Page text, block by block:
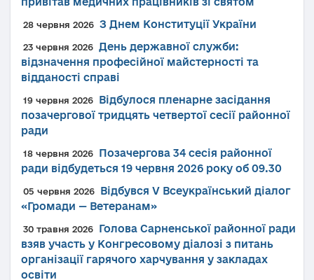
28 червня 2026 З Днем Конституції України
23 червня 2026 День державної служби:
відзначення професійної майстерності та
відданості справі
19 червня 2026
Відбулося пленарне засідання
позачергової тридцять четвертої сесії районної
ради
18 червня 2026
Позачергова 34 сесія районної
ради відбудеться 19 червня 2026 року об 09.30
05 червня 2026
Відбувся V Всеукраїнський діалог
«Громади — Ветеранам»
30 травня 2026
Голова Сарненської районної ради
взяв участь у Конгресовому діалозі з питань
організації гарячого харчування у закладах
освіти